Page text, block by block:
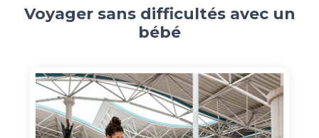
Voyager sans difficultés avec un
bébé